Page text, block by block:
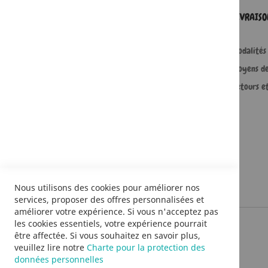
Moyens
Retours
Nous utilisons des cookies pour améliorer nos
services, proposer des offres personnalisées et
améliorer votre expérience. Si vous n'acceptez pas
les cookies essentiels, votre expérience pourrait
être affectée. Si vous souhaitez en savoir plus,
veuillez lire notre Charte pour la protection des
données personnelles